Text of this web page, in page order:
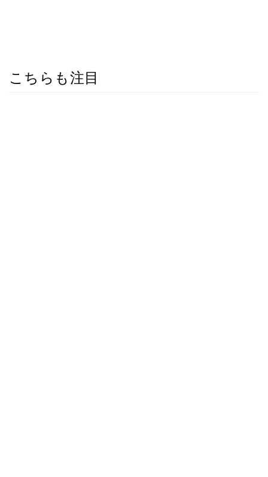
こちらも注目